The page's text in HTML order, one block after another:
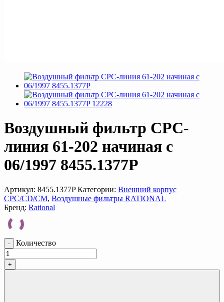
Воздушный фильтр CPC-
линия 61-202 начиная с
06/1997 8455.1377P
Артикул: 8455.1377PКатегории: Внешний корпус
CPC/CD/CM, Воздушные фильтры RATIONAL
Бренд: Rational
- Количество
+